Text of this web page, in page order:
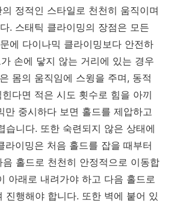
정적인 스타일로 천천히 움직이며
. 스태틱 클라이밍의 장점은 모든
에 다이나믹 클라이밍보다 안전하
손에 닿지 않는 거리에 있는 경우
몸의 움직임에 스윙을 주며, 동적
다면 적은 시도 횟수로 힘을 아끼
만 중시하다 보면 홀드를 제압하고
니다. 또한 숙련되지 않은 상태에
이밍은 처음 홀드를 잡을 때부터
홀드로 천천히 안정적으로 이동합
아래로 내려가야 하고 다음 홀드로
행해야 합니다. 또한 벽에 붙어 있